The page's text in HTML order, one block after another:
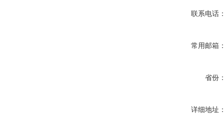
联系电话
常用邮箱
省份
详细地址